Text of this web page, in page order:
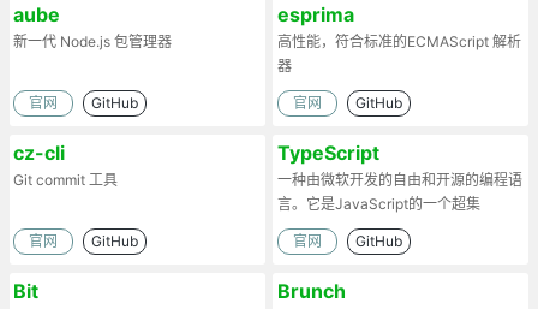
aube
新一代 Node.js 包管理器
官网 GitHub
esprima
高性能，符合标准的ECMAScript 解析
器
官网 GitHub
cz-cli
Git commit 工具
官网 GitHub
TypeScript
一种由微软开发的自由和开源的编程语
言。它是JavaScript的一个超集
官网 GitHub
Bit Brunch